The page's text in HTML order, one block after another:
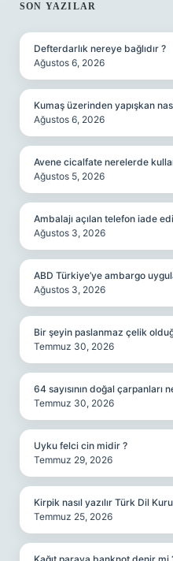
SIDEBAR
SON YAZILAR
Defterdarlık nereye bağlıdır ?
Ağustos 6, 2026
Kumaş üzerinden yapışkan
Ağustos 6, 2026
Avene cicalfate nerelerde
Ağustos 5, 2026
Ambalajı açılan telefon iade
Ağustos 3, 2026
ABD Türkiye’ye ambargo
Ağustos 3, 2026
Bir şeyin paslanmaz çelik
Temmuz 30, 2026
64 sayısının doğal çarpanları
Temmuz 30, 2026
Uyku felci cin midir ?
Temmuz 29, 2026
Kirpik nasıl yazılır Türk Dil
Temmuz 25, 2026